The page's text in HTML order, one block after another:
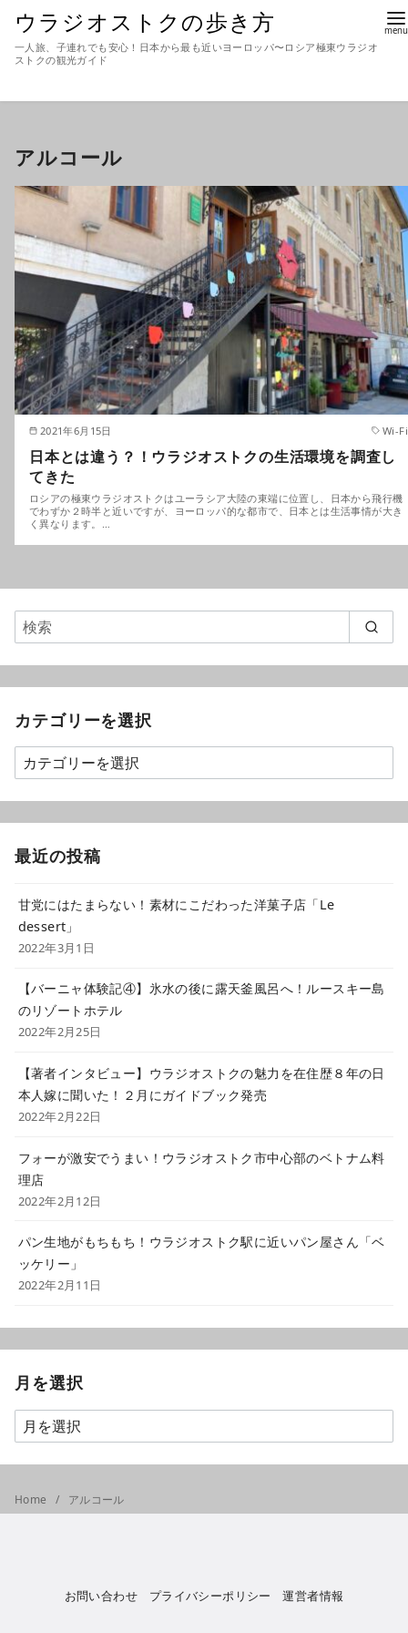
ウラジオストクの歩き方
一人旅、子連れでも安心！日本から最も近いヨーロッパ〜ロシア極東ウラジオ
ストクの観光ガイド
アルコール
2021年6月15日 Wi-Fi
日本とは違う？！ウラジオストクの生活環境を調査し
てきた
ロシアの極東ウラジオストクはユーラシア大陸の東端に位置し、日本から飛行機
でわずか２時半と近いですが、ヨーロッパ的な都市で、日本とは生活事情が大き
く異なります。…
カテゴリーを選択
最近の投稿
甘党にはたまらない！素材にこだわった洋菓子店「Le
dessert」
2022年3月1日
【バーニャ体験記④】氷水の後に露天釜風呂へ！ルースキー島
のリゾートホテル
2022年2月25日
【著者インタビュー】ウラジオストクの魅力を在住歴８年の日
本人嫁に聞いた！２月にガイドブック発売
2022年2月22日
フォーが激安でうまい！ウラジオストク市中心部のベトナム料
理店
2022年2月12日
パン生地がもちもち！ウラジオストク駅に近いパン屋さん「ベ
ッケリー」
2022年2月11日
月を選択
Home アルコール
お問い合わせ プライバシーポリシー 運営者情報